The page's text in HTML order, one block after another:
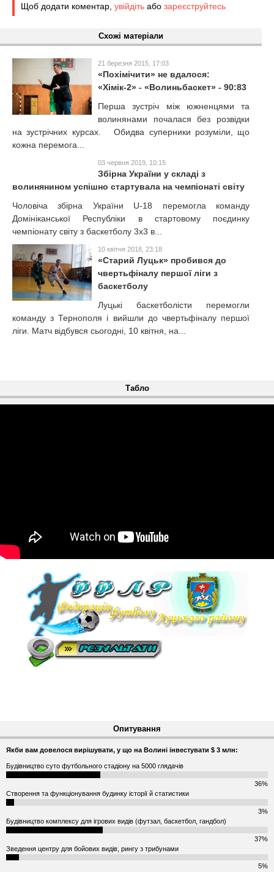
Щоб додати коментар, увійдіть або зареєструйтесь
Схожі матеріали
21 березня 2015, 17:03
«Похімічити» не вдалося:
«Хімік-2» - «Волиньбаскет» - 90:83
Перша зустріч між южненцями та
волинянами почалася без розвідки
на зустрічних курсах. Обидва суперники розуміли, що
кожна перемога...
03 червня 2019, 10:15
Збірна України у складі з
волинянином успішно стартувала на чемпіонаті світу
Чоловіча збірна України U-18 перемогла команду
Домініканської Республіки в стартовому поєдинку
чемпіонату світу з баскетболу 3х3 в...
10 квітня 2018, 23:18
«Старий Луцьк» пробився до
чвертьфіналу першої ліги з
баскетболу
Луцькі баскетболісти перемогли
команду з Тернополя і вийшли до чвертьфіналу першої
ліги. Матч відбувся сьогодні, 10 квітня, на...
Табло
Опитування
Якби вам довелося вирішувати, у що на Волині інвестувати $ 3 млн:
Будівництво суто футбольного стадіону на 5000 глядачів
36%
Створення та функціонування будинку історії й статистики
3%
Будівництво комплексу для ігрових видів (футзал, баскетбол, гандбол)
37%
Зведення центру для бойових видів, рингу з трибунами
5%